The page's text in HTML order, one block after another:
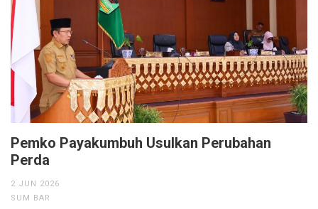
Pemko Payakumbuh Usulkan Perubahan
Perda
2 JUN 2026
SUM BAR